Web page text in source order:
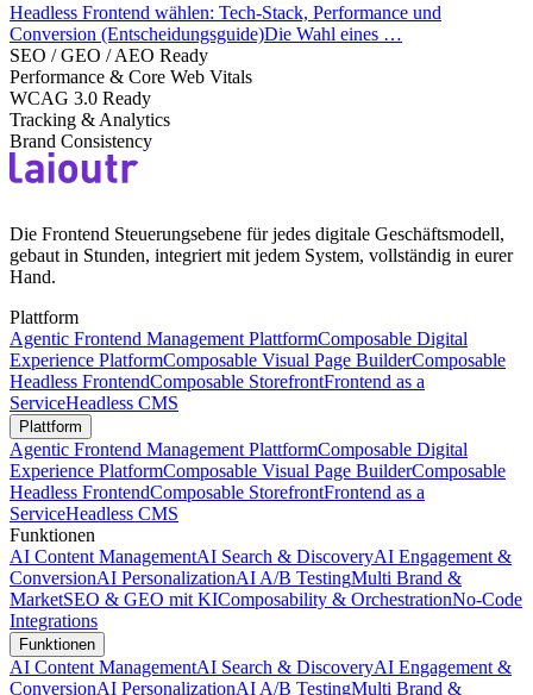
Headless Frontend wählen: Tech-Stack, Performance und
Conversion (Entscheidungsguide)Die Wahl eines …
SEO / GEO / AEO Ready
Performance & Core Web Vitals
WCAG 3.0 Ready
Tracking & Analytics
Brand Consistency
Die Frontend Steuerungsebene für jedes digitale Geschäftsmodell,
gebaut in Stunden, integriert mit jedem System, vollständig in eurer
Hand.
Plattform
Agentic Frontend Management PlattformComposable Digital
Experience PlatformComposable Visual Page BuilderComposable
Headless FrontendComposable StorefrontFrontend as a
ServiceHeadless CMS
Plattform
Agentic Frontend Management PlattformComposable Digital
Experience PlatformComposable Visual Page BuilderComposable
Headless FrontendComposable StorefrontFrontend as a
ServiceHeadless CMS
Funktionen
AI Content ManagementAI Search & DiscoveryAI Engagement &
ConversionAI PersonalizationAI A/B TestingMulti Brand &
MarketSEO & GEO mit KIComposability & OrchestrationNo-Code
Integrations
Funktionen
AI Content ManagementAI Search & DiscoveryAI Engagement &
ConversionAI PersonalizationAI A/B TestingMulti Brand &